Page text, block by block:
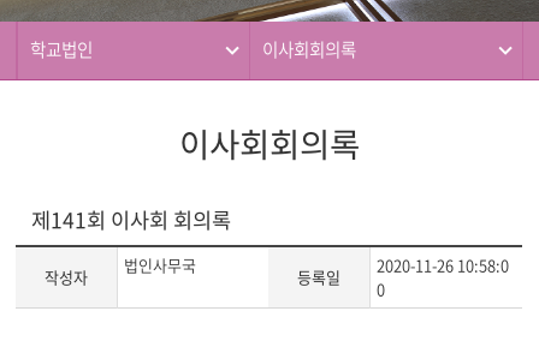
학교법인 이사회회의록
이사회회의록
제141회 이사회 회의록
작성자
법인사무국
등록일
2020-11-26 10:58:0
0